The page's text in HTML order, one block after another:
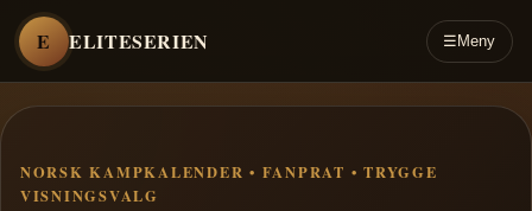
E ELITESERIEN ☰ Meny
NORSK KAMPKALENDER • FANPRAT • TRYGGE
VISNINGSVALG